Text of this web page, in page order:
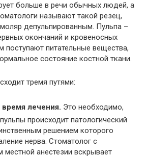
больше в речи обычных людей, а
называют такой резец,
депульпированным. Пульпа –
окончаний и кровеносных
поступают питательные вещества,
состояние костной ткани.
тремя путями:
лечения. Это необходимо,
происходит патологический
решением которого
нерва. Стоматолог с
местной анестезии вскрывает